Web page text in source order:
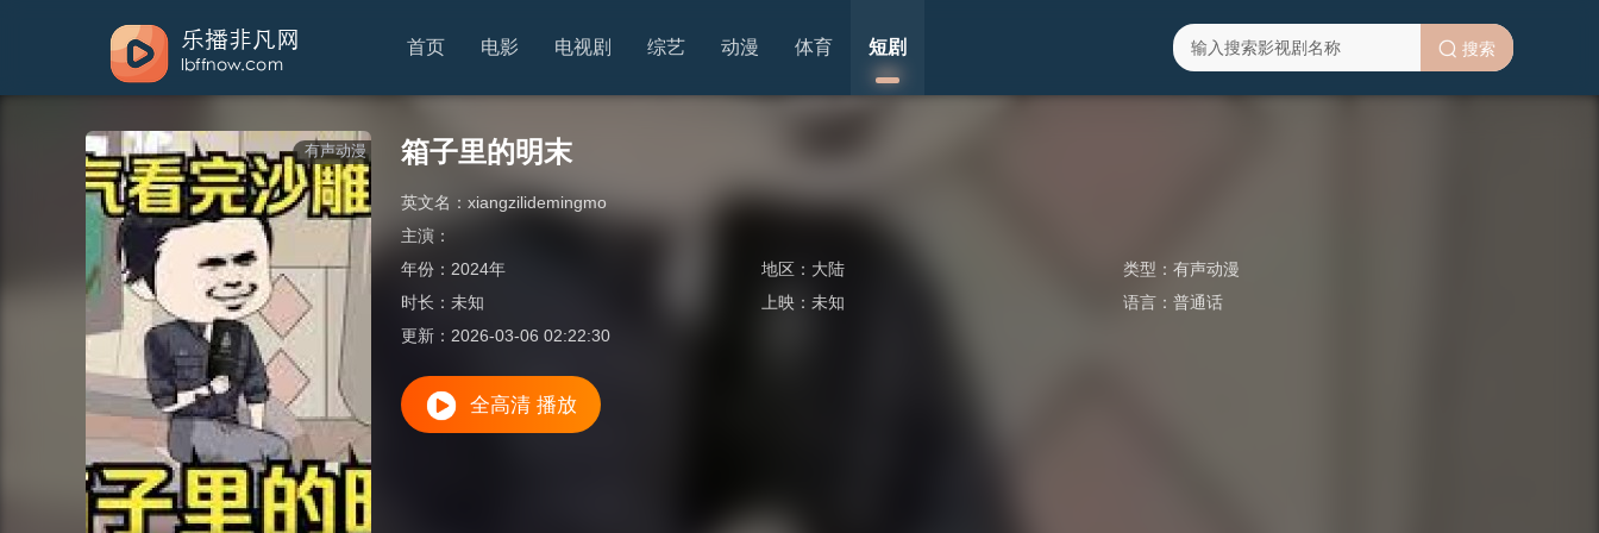
首页 电影 电视剧 综艺 动漫 体育 短剧 搜索
有声动漫 箱子里的明末
英文名： xiangzilidemingmo
主演：
年份： 2024年 地区： 大陆 类型： 有声动漫
时长： 未知 上映：未知 语言： 普通话
更新： 2026-03-06 02:22:30
全高清 播放